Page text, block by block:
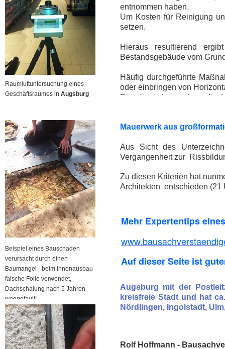
entnommen haben.
Um Kosten für Reinigung
setzen.
Hieraus resultierend
Bestandsgebäude vom
Häufig durchgeführte
oder einbringen von
Dies liegt daran, dass die
Mauerwerk aus
Aus Sicht des
Vergangenheit zur
Zu diesen Kriterien hat
Architekten entschieden (21
Augsburg mit der
kreisfreie Stadt und hat
Nördlingen, Ingolstadt,
Raumluftuntersuchung eines
Geschäftsraumes in Augsburg
Beispiel eines Bauschaden
verursacht durch einen
Baumangel - beim Innenausbau
falsche Folie verwendet,
Dachschalung nach 5 Jahren
weggefault!
Mehr Expertentips
Auf dieser Seite ist
Rolf Hoffmann -